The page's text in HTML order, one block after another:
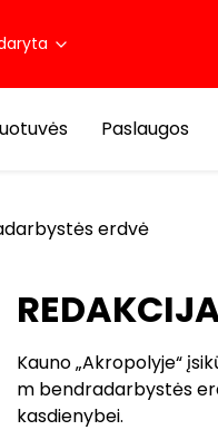
Paslaugos
erdvė
Kauno „Akropolyje“
m bendradarbystės
kasdienybei.